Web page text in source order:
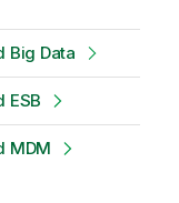
Big Data
ESB
MDM